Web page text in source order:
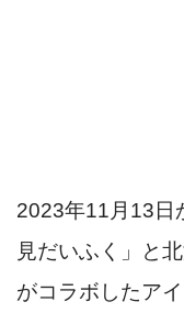
2023年11月13日
見だいふく」と
がコラボしたア